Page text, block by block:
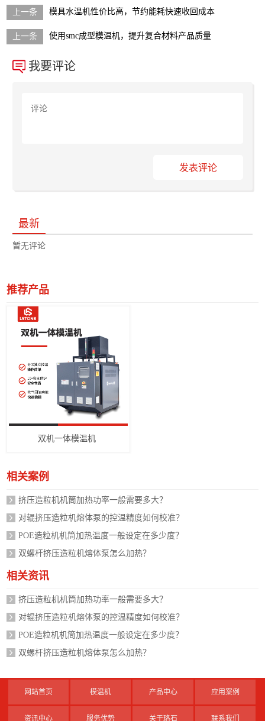
模具水温机性价比高，节约能耗快速收回成本
使用smc成型模温机，提升复合材料产品质量
我要评论
发表评论
最新
暂无评论
推荐产品
双机一体模温机
相关案例
挤压造粒机机筒加热功率一般需要多大？
对辊挤压造粒机熔体泵的控温精度如何校准？
POE造粒机机筒加热温度一般设定在多少度？
双螺杆挤压造粒机熔体泵怎么加热？
相关资讯
挤压造粒机机筒加热功率一般需要多大？
对辊挤压造粒机熔体泵的控温精度如何校准？
POE造粒机机筒加热温度一般设定在多少度？
双螺杆挤压造粒机熔体泵怎么加热？
网站首页 模温机 产品中心 应用案例
资讯中心 服务优势 关于珞石 联系我们